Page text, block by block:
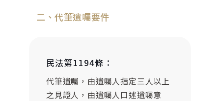
二、代筆遺囑要件
民法第1194條：
代筆遺囑，由遺囑人指定三人以上
之見證人，由遺囑人口述遺囑意